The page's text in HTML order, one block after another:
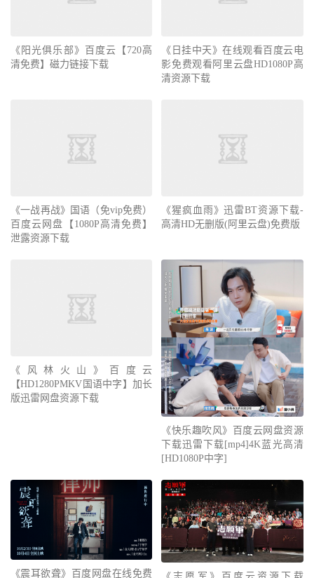
《阳光俱乐部》百度云【720高
清免费】磁力链接下载
《日挂中天》在线观看百度云电
影免费观看阿里云盘HD1080P高
清资源下载
《一战再战》国语（免vip免费）
百度云网盘【1080P高清免费】
泄露资源下载
《猩疯血雨》迅雷BT资源下载-
高清HD无删版(阿里云盘)免费版
《风林火山》百度云
【HD1280PMKV国语中字】加长
版迅雷网盘资源下载
《快乐趣吹风》百度云网盘资源
下载迅雷下载[mp4]4K蓝光高清
[HD1080P中字]
《震耳欲聋》百度网盘在线免费